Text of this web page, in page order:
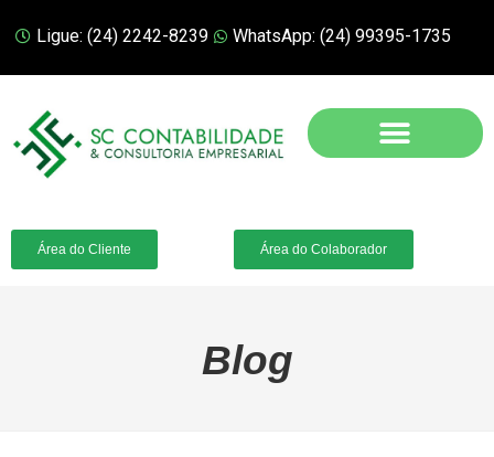
Ligue: (24) 2242-8239 WhatsApp: (24) 99395-1735
Área do Cliente Área do Colaborador
Blog